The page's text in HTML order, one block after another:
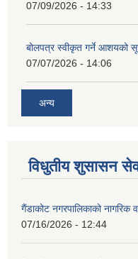
07/09/2026 - 14:33
बोलपत्र स्वीकृत गर्ने आशयको
07/07/2026 - 14:06
अन्य
विधुतीय शुसासन
गैंडाकोट नगरपालिकाको
07/16/2026 - 12:44